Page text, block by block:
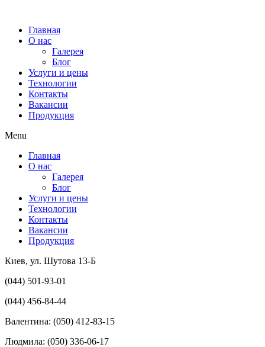
Главная
О нас
Галерея
Блог
Услуги и цены
Технологии
Контакты
Вакансии
Продукция
Menu
Главная
О нас
Галерея
Блог
Услуги и цены
Технологии
Контакты
Вакансии
Продукция
Киев, ул. Шутова 13-Б
(044) 501-93-01
(044) 456-84-44
Валентина: (050) 412-83-15
Людмила: (050) 336-06-17